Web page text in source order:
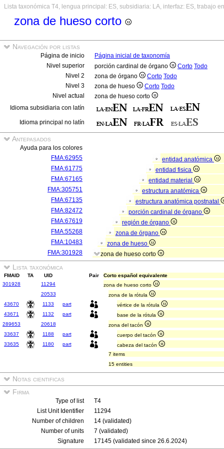
Lista taxonómica T4, lengua principal: ES, subsidiaria: LA, interfaz: ES, trabajo
zona de hueso corto
Navegación por listas
Página de inicio
Página inicial de taxonomía
Nivel superior
porción cardinal de órgano Corto Todo
Nivel 2
zona de órgano Corto Todo
Nivel 3
zona de hueso Corto Todo
Nivel actual
zona de hueso corto
Idioma subsidiaria con latín
Idioma principal no latín
Antepasados
Ayuda para los colores
FMA:62955
entidad anatómica
FMA:61775
entidad fisica
FMA:67165
entidad material
FMA:305751
estructura anatómica
FMA:67135
estructura anatómica postnatal
FMA:82472
porción cardinal de órgano
FMA:67619
región de órgano
FMA:55268
zona de órgano
FMA:10483
zona de hueso
FMA:301928
zona de hueso corto
Lista taxonómica
FMAID TA UID Pair
Corto español equivalente
301928
11294
zona de hueso corto
20533
zona de la rótula
43670
1133 part
vértice de la rótula
43671
1132 part
base de la rótula
289653
20618
zona del tacón
33637
1188 part
cuerpo del tacón
33635
1180 part
cabeza del tacón
7 items
15 entities
Notas cientificas
Firma
Type of list
T4
List Unit Identifier
11294
Number of children
14 (validated)
Number of units
7 (validated)
Signature
17145 (validated since 26.6.2024)